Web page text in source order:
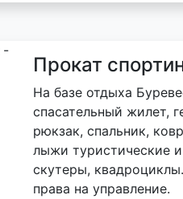
Прокат
На базе отдыха
спасательный жилет,
рюкзак, спальник,
лыжи туристические
скутеры,
права на управление.